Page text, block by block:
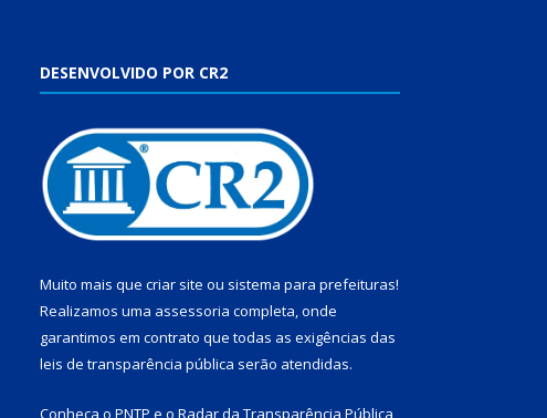
DESENVOLVIDO POR CR2
Muito mais que criar site ou sistema para prefeituras!
Realizamos uma assessoria completa, onde
garantimos em contrato que todas as exigências das
leis de transparência pública serão atendidas.
Conheça o PNTP e o Radar da Transparência Pública